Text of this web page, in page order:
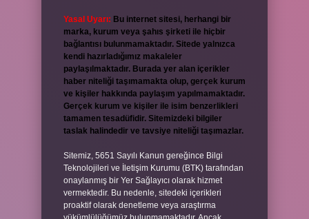
Yasal Uyarı: Bu internet sitesi, herhangi bir
marka, kurum veya şahıs şirketi ile hiçbir
bağlantısı bulunmamaktadır. Sitede yalnızca
kendi hazırladığımız makaleler
paylaşılmaktadır. Burada yer alan içerikler
haber niteliği taşımamakta olup, gerçek kurum
ve kişiler hakkında paylaşım yapılmamaktadır.
Gerçek kurum ve kişiler ile isim benzerlikleri
tamamen tesadüfidir. Sitemizdeki bilgiler
taslak halindedir ve tavsiye niteliği taşımazlar.
Sitemiz, 5651 Sayılı Kanun gereğince Bilgi
Teknolojileri ve İletişim Kurumu (BTK) tarafından
onaylanmış bir Yer Sağlayıcı olarak hizmet
vermektedir. Bu nedenle, sitedeki içerikleri
proaktif olarak denetleme veya araştırma